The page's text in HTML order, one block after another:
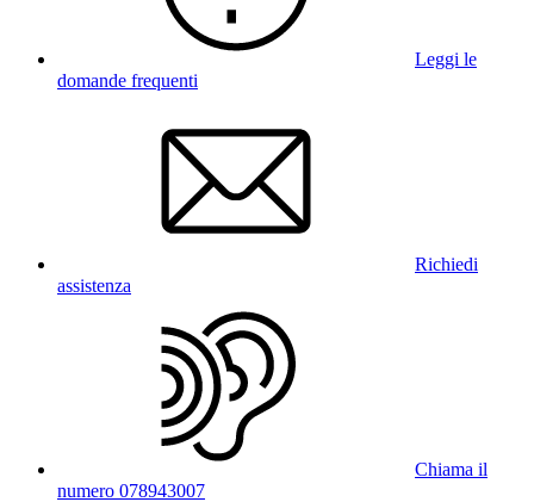
Leggi le
domande frequenti
Richiedi
assistenza
Chiama il
numero 078943007